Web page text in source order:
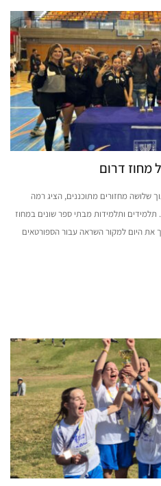
מחוז דרום
שלושה מחזורים מתוכננים, הציג רמה
ותלמידות מבתי ספר שונים במחוז
את היום למקור השראה עבור הספורטאים